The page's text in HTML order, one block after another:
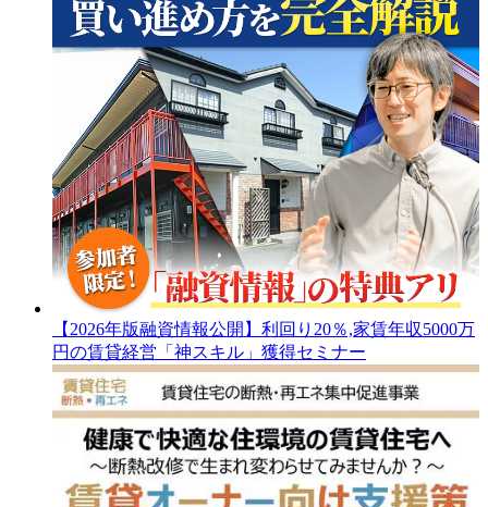
【2026年版融資情報公開】利回り20％,家賃年収5000万
円の賃貸経営「神スキル」獲得セミナー